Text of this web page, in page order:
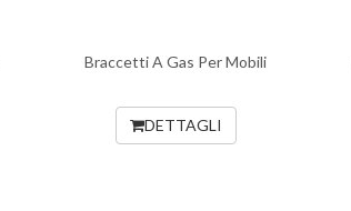
Braccetti A Gas Per Mobili
DETTAGLI